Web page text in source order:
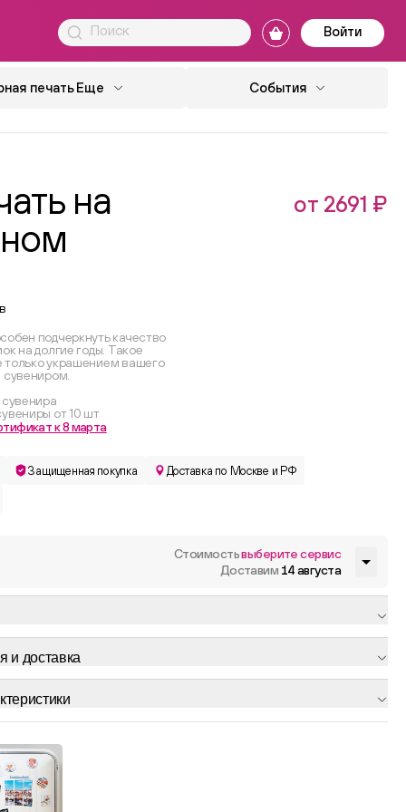
Войти
печать Еще События
на
от 2691 ₽
подчеркнуть качество
на долгие годы. Такое
украшением вашего
от 10 шт
к 8 марта
Защищенная покупка Доставка по Москве и РФ
Стоимостьвыберите сервис
Доставим 14 августа
и доставка